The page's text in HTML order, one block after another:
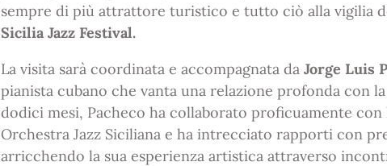
sempre di più attrattore turistico e tutto ciò alla vigilia
Sicilia Jazz Festival.
La visita sarà coordinata e accompagnata da Jorge Luis
pianista cubano che vanta una relazione profonda con
dodici mesi, Pacheco ha collaborato proficuamente con
Orchestra Jazz Siciliana e ha intrecciato rapporti con
arricchendo la sua esperienza artistica attraverso